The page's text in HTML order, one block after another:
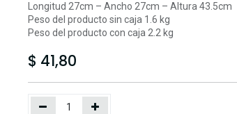
Longitud 27cm – Ancho 27cm – Altura 43.5cm
Peso del producto sin caja 1.6 kg
Peso del producto con caja 2.2 kg
$ 41,80